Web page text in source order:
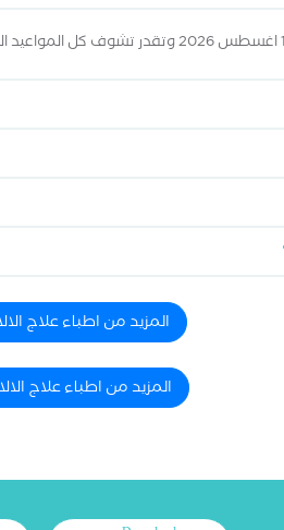
المزيد من اطباء علاج
المزيد من اطباء علاج